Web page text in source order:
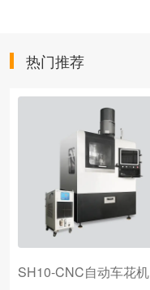
热门推荐
SH10-CNC自动车花机